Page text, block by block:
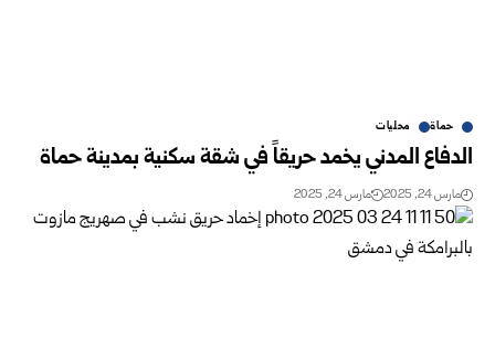
حماة محليات
الدفاع المدني يخمد حريقاً في شقة سكنية بمدينة حماة
مارس 24, 2025 مارس 24, 2025